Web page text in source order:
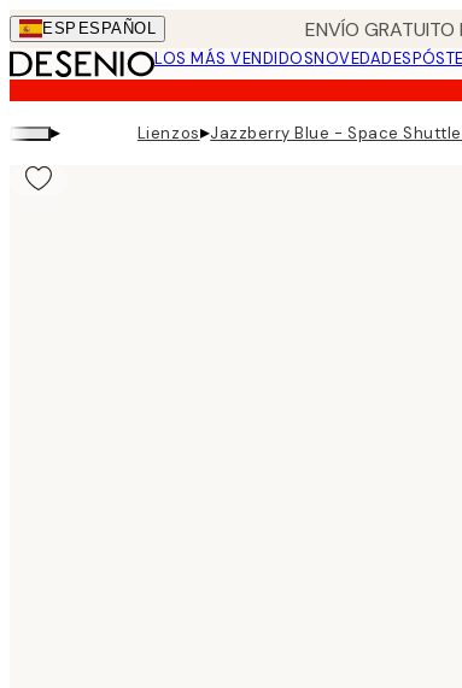
Skip
to
main
content.
ESP ESPAÑOL ENVÍO
LOS MÁS VENDIDOSNOVEDADES
▸ Lienzos▸Jazzberry Blue - Space Shuttle